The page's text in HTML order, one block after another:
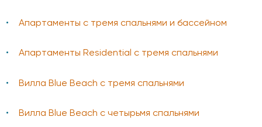
Апартаменты с тремя спальнями и бассейном
Апартаменты Residential с тремя спальнями
Вилла Blue Beach с тремя спальнями
Вилла Blue Beach с четырьмя спальнями